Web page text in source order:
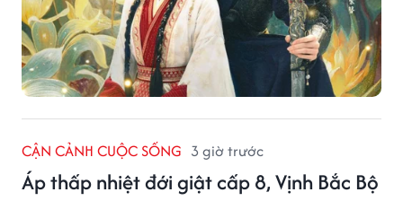
CẬN CẢNH CUỘC SỐNG 3 giờ trước
Áp thấp nhiệt đới giật cấp 8, Vịnh Bắc Bộ